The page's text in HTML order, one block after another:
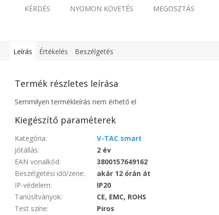
KÉRDÉS NYOMON KÖVETÉS MEGOSZTÁS
Leírás Értékelés Beszélgetés
Termék részletes leírása
Semmilyen termékleírás nem érhető el
Kiegészítő paraméterek
Kategória:
V-TAC smart
Jótállás:
2 év
EAN vonalkód:
3800157649162
Beszélgetési idő/zene:
akár 12 órán át
IP-védelem:
IP20
Tanúsítványok:
CE, EMC, ROHS
Test színe:
Piros